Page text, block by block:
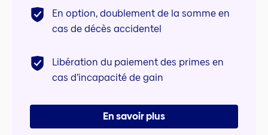
En option, doublement de la somme en
cas de décès accidentel
Libération du paiement des primes en
cas d’incapacité de gain
En savoir plus